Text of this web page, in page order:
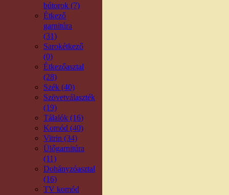
bútorok (7)
Étkező
garnitúra
(31)
Sarokétkező
(0)
Étkezőasztal
(28)
Szék (40)
Szövetválaszték
(19)
Tálalók (16)
Komód (40)
Vitrin (34)
Ülőgarnitúra
(11)
Dohányzóasztal
(16)
TV komód